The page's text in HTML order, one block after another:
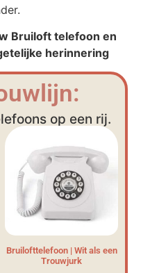
Bruiloft telefoon en
herinnering
op een rij.
Bruilofttelefoon | Wit als een
Trouwjurk